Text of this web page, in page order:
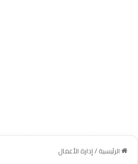
الرئيسية/إدارة الأعمال